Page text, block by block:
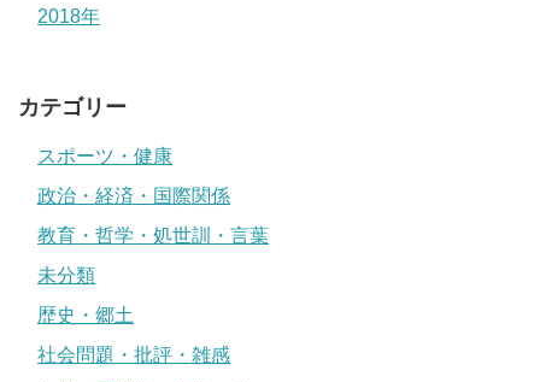
2018年
カテゴリー
スポーツ・健康
政治・経済・国際関係
教育・哲学・処世訓・言葉
未分類
歴史・郷土
社会問題・批評・雑感